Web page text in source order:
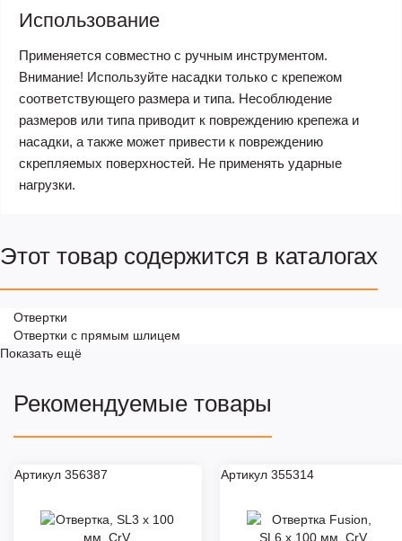
Использование
Применяется совместно с ручным инструментом.
Внимание! Используйте насадки только с крепежом
соответствующего размера и типа. Несоблюдение
размеров или типа приводит к повреждению крепежа и
насадки, а также может привести к повреждению
скрепляемых поверхностей. Не применять ударные
нагрузки.
Этот товар содержится в каталогах
Отвертки
Отвертки с прямым шлицем
Показать ещё
Рекомендуемые товары
Артикул 356387 Артикул 355314